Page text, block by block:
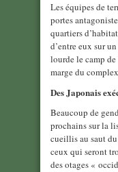
Les équipes de
portes
quartiers
d’entre eux sur
lourde le camp
marge du
Des Japonais
Beaucoup de
prochains sur la
cueillis au saut
ceux qui seront
des otages «